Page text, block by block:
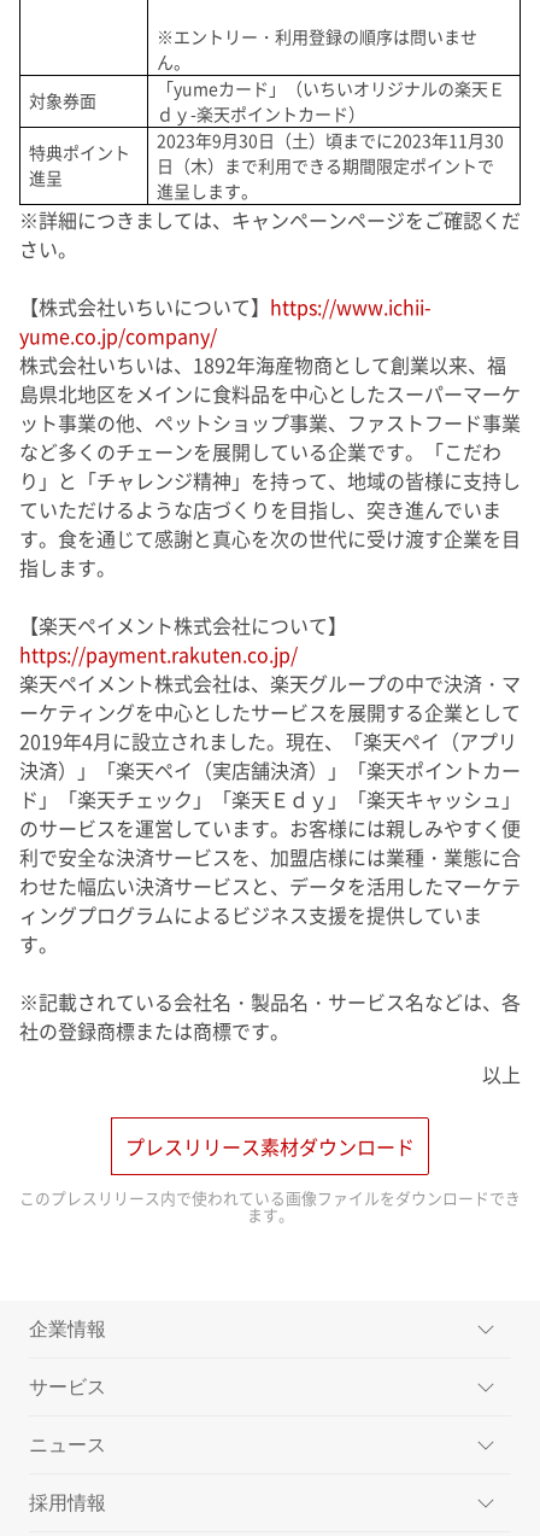
※エントリー・利用登録の順序は問いませ
ん。
対象券面
「yumeカード」（いちいオリジナルの楽天Ｅ
ｄｙ-楽天ポイントカード）
特典ポイント
進呈
2023年9月30日（土）頃までに2023年11月30
日（木）まで利用できる期間限定ポイントで
進呈します。
※詳細につきましては、キャンペーンページをご確認くだ
さい。
【株式会社いちいについて】 https://www.ichii-
yume.co.jp/company/
株式会社いちいは、1892年海産物商として創業以来、福
島県北地区をメインに食料品を中心としたスーパーマーケ
ット事業の他、ペットショップ事業、ファストフード事業
など多くのチェーンを展開している企業です。「こだわ
り」と「チャレンジ精神」を持って、地域の皆様に支持し
ていただけるような店づくりを目指し、突き進んでいま
す。食を通じて感謝と真心を次の世代に受け渡す企業を目
指します。
【楽天ペイメント株式会社について】
https://payment.rakuten.co.jp/
楽天ペイメント株式会社は、楽天グループの中で決済・マ
ーケティングを中心としたサービスを展開する企業として
2019年4月に設立されました。現在、「楽天ペイ（アプリ
決済）」「楽天ペイ（実店舗決済）」「楽天ポイントカー
ド」「楽天チェック」「楽天Ｅｄｙ」「楽天キャッシュ」
のサービスを運営しています。お客様には親しみやすく便
利で安全な決済サービスを、加盟店様には業種・業態に合
わせた幅広い決済サービスと、データを活用したマーケテ
ィングプログラムによるビジネス支援を提供していま
す。
※記載されている会社名・製品名・サービス名などは、各
社の登録商標または商標です。
以上
プレスリリース素材ダウンロード
このプレスリリース内で使われている画像ファイルをダウンロードでき
ます。
企業情報
ミッション
メッセージ
会社概要
サービス
楽天ペイメントのサービス
楽天ペイ
ニュース
プレスリリース
採用情報